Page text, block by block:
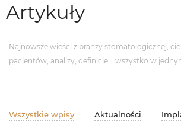
Artykuły
Najnowsze wieści z branży stomatologicznej,
pacjentów, analizy, definicje... wszystko w
Wszystkie wpisy Aktualności